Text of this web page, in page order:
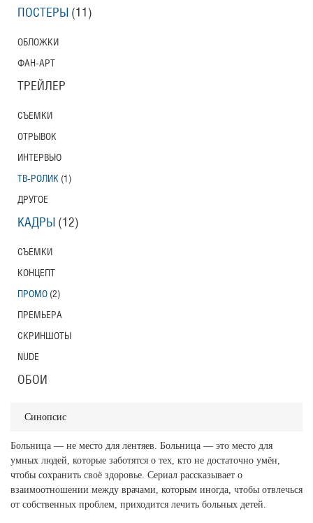
Синопсис
Больница — не место для лентяев. Больница — это место для
умных людей, которые заботятся о тех, кто не достаточно умён,
чтобы сохранить своё здоровье. Сериал рассказывает о
взаимоотношении между врачами, которым иногда, чтобы отвлечься
от собственных проблем, приходится лечить больных детей.
ПОСТЕРЫ (11)
ОБЛОЖКИ
ФАН-АРТ
ТРЕЙЛЕР
СЪЕМКИ
ОТРЫВОК
ИНТЕРВЬЮ
ТВ-РОЛИК (1)
ДРУГОЕ
КАДРЫ (12)
СЪЕМКИ
КОНЦЕПТ
ПРОМО (2)
ПРЕМЬЕРА
СКРИНШОТЫ
NUDE
ОБОИ